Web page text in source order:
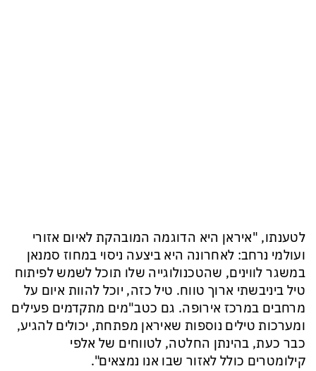
לטענתו, "איראן היא הדוגמה המובהקת לאיום אזורי
ועולמי נרחב: לאחרונה היא ביצעה ניסוי במחוז סמנאן
במשגר לווינים, שהטכנולוגייה שלו תוכל לשמש לפיתוח
טיל ביניבשתי ארוך טווח. טיל כזה, יוכל להוות איום על
מרחבים במרכז אירופה. גם כטב"מים מתקדמים פעילים
ומערכות טילים נוספות שאיראן מפתחת, יכולים להגיע,
כבר כעת, בהינתן החלטה, לטווחים של אלפי
קילומטרים כולל לאזור שבו אנו נמצאים".